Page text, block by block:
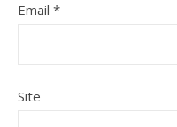
Email *
Site